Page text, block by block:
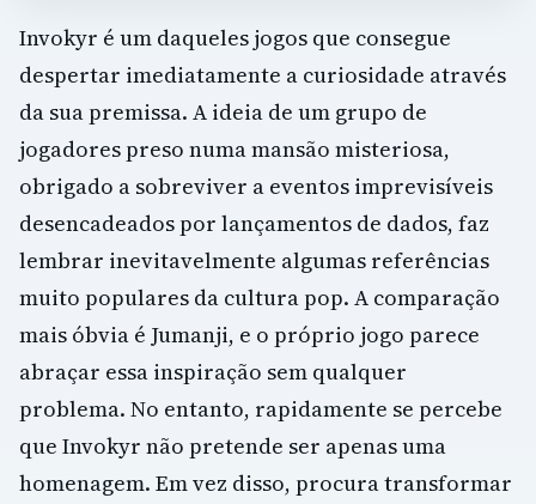
Invokyr é um daqueles jogos que consegue
despertar imediatamente a curiosidade através
da sua premissa. A ideia de um grupo de
jogadores preso numa mansão misteriosa,
obrigado a sobreviver a eventos imprevisíveis
desencadeados por lançamentos de dados, faz
lembrar inevitavelmente algumas referências
muito populares da cultura pop. A comparação
mais óbvia é Jumanji, e o próprio jogo parece
abraçar essa inspiração sem qualquer
problema. No entanto, rapidamente se percebe
que Invokyr não pretende ser apenas uma
homenagem. Em vez disso, procura transformar